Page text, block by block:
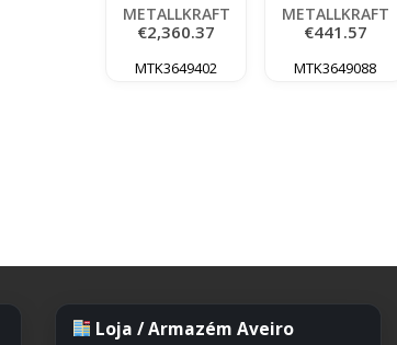
METALLKRAFT
€2,360.37
MTK3649402
METALLKRAFT
€441.57
MTK3649088
Loja / Armazém Aveiro